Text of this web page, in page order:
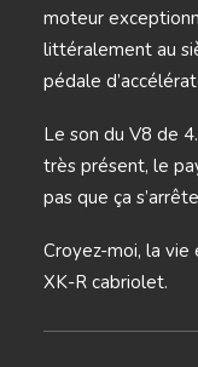
moteur
littéralement au
pédale
Le son du V8 de
très présent, le
pas que ça
Croyez-moi, la
XK-R cabriolet.